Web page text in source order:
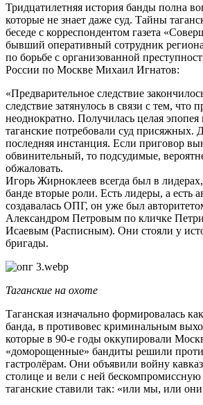
Тридцатилетняя история банды полна
которые не знает даже суд. Тайны
беседе с корреспондентом газета
бывший оперативный сотрудник
по борьбе с организованной
России по Москве Михаил Игнатов:
«Предварительное следствие
следствие затянулось в связи с тем, что
неоднократно. Получилась целая эпопея
таганские потребовали суд присяжных.
последняя инстанция. Если приговор
обвинительный, то подсудимые,
обжаловать.
Игорь Жирноклеев всегда был в
банде вторые роли. Есть лидеры, а есть
создавалась ОПГ, он уже был
Александром Петровым по кличке
Исаевым (Расписным). Они стояли у
бригады.
Таганские на охоте
Таганская изначально формировалась
банда, в противовес криминальным
которые в 90-е годы оккупировали
«доморощенные» бандиты решили
гастролёрам. Они объявили войну
столице и вели с ней бескомпромиссную
таганские ставили так: «или мы, или